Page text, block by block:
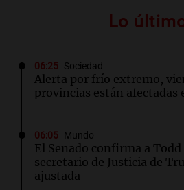
Lo
06:25 Sociedad
Alerta por frío extremo,
provincias están afectadas
06:05 Mundo
El Senado confirma a
secretario de Justicia de
ajustada